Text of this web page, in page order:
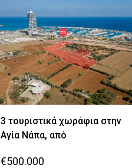
3 τουριστικά χωράφια στην
Αγία Νάπα, από
€500.000